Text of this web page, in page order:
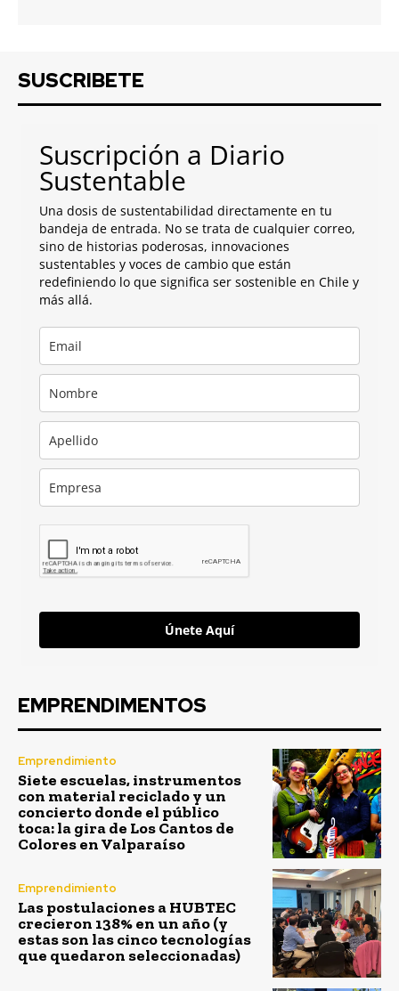
SUSCRIBETE
Suscripción a Diario
Sustentable
Una dosis de sustentabilidad directamente en tu
bandeja de entrada. No se trata de cualquier correo,
sino de historias poderosas, innovaciones
sustentables y voces de cambio que están
redefiniendo lo que significa ser sostenible en Chile y
más allá.
Únete Aquí
EMPRENDIMENTOS
Emprendimiento
Siete escuelas, instrumentos
con material reciclado y un
concierto donde el público
toca: la gira de Los Cantos de
Colores en Valparaíso
Emprendimiento
Las postulaciones a HUBTEC
crecieron 138% en un año (y
estas son las cinco tecnologías
que quedaron seleccionadas)